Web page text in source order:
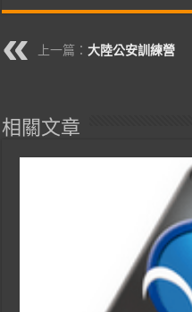
上一篇：大陸公安訓練營
相關文章